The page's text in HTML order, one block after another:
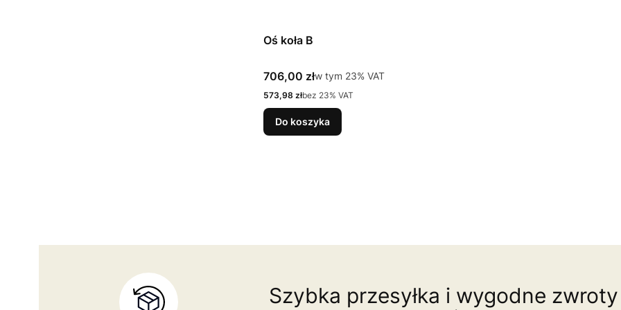
Oś koła B
Cena brutto
706,00 złw tym %s VAT
w tym 23% VAT
Cena netto
573,98 złbez 23% VAT
Do koszyka
Szybka przesyłka i wygodne